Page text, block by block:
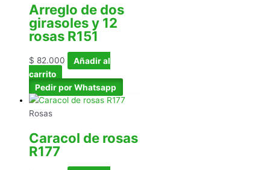
Arreglo de dos
girasoles y 12
rosas R151
$ 82.000
Añadir al
carrito
Pedir por Whatsapp
Rosas
Caracol de rosas
R177